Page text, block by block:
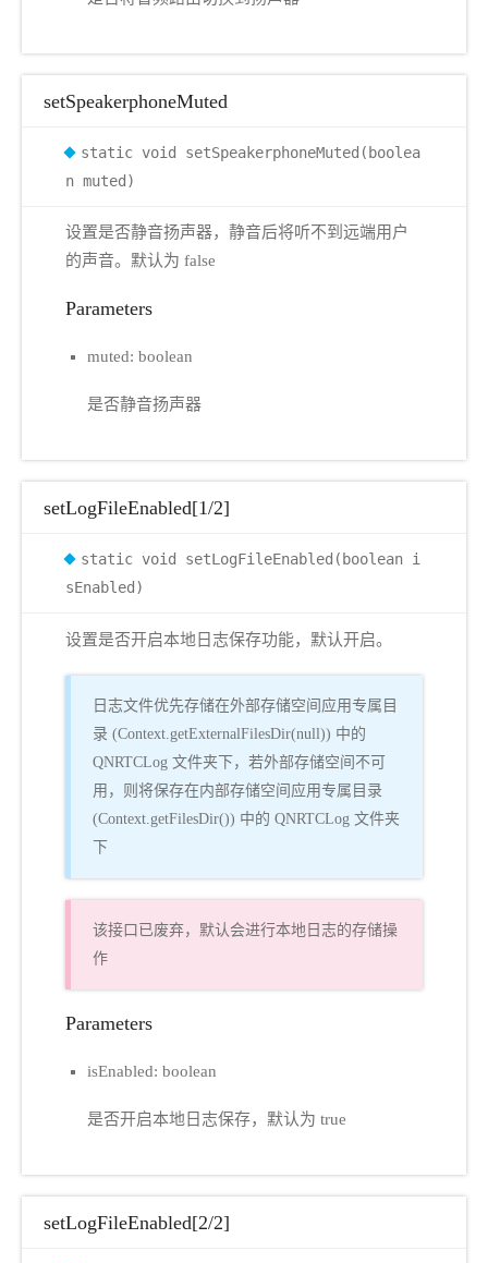
setSpeakerphoneMuted
static void setSpeakerphoneMuted(boolea
n muted)
设置是否静音扬声器，静音后将听不到远端用户
的声音。默认为 false
Parameters
muted: boolean
是否静音扬声器
setLogFileEnabled[1/2]
static void setLogFileEnabled(boolean i
sEnabled)
设置是否开启本地日志保存功能，默认开启。
日志文件优先存储在外部存储空间应用专属目
录 (Context.getExternalFilesDir(null)) 中的
QNRTCLog 文件夹下，若外部存储空间不可
用，则将保存在内部存储空间应用专属目录
(Context.getFilesDir()) 中的 QNRTCLog 文件夹
下
该接口已废弃，默认会进行本地日志的存储操
作
Parameters
isEnabled: boolean
是否开启本地日志保存，默认为 true
setLogFileEnabled[2/2]